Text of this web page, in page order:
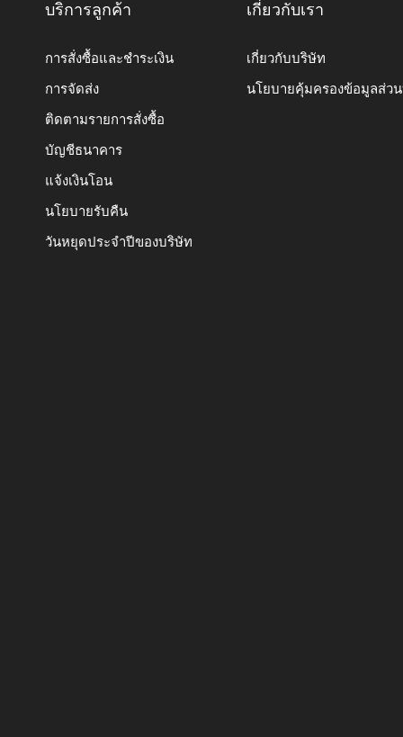
บริการลูกค้า
การสั่งซื้อและชำระเงิน
การจัดส่ง
ติดตามรายการสั่งซื้อ
บัญชีธนาคาร
แจ้งเงินโอน
นโยบายรับคืน
วันหยุดประจำปีของบริษัท
เกี่ยวกับเรา
เกี่ยวกับบริษัท
นโยบายคุ้มครองข้อมูลส่ว